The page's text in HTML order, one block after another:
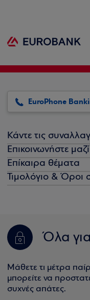
EuroPhone
Κάντε τις
Επικοινωνήστε
Επίκαιρα θέματα
Τιμολόγιο & Όροι
Όλα
Μάθετε τι μέτρα
μπορείτε να
συχνές απάτες.